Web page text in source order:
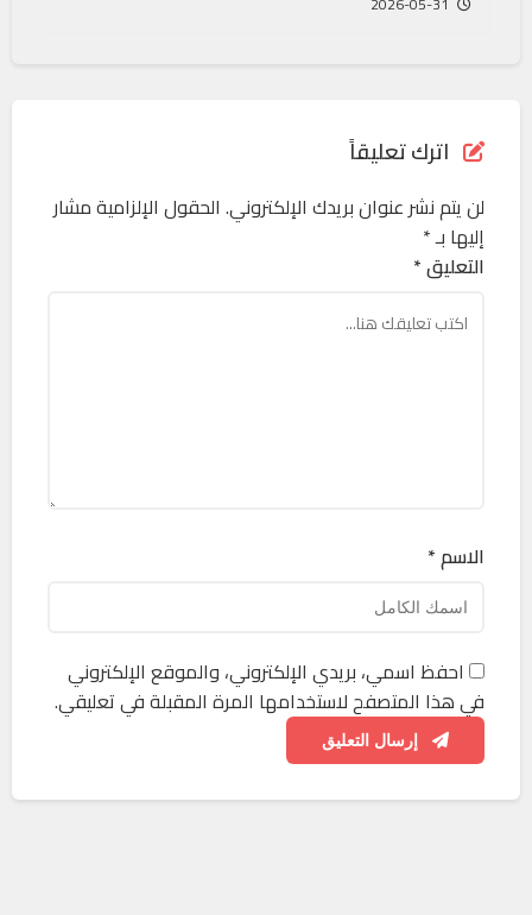
اترك تعليقاً
لن يتم نشر عنوان بريدك الإلكتروني. الحقول الإلزامية مشار
إليها بـ*
التعليق *
الاسم *
احفظ اسمي، بريدي الإلكتروني، والموقع الإلكتروني
في هذا المتصفح لاستخدامها المرة المقبلة في تعليقي.